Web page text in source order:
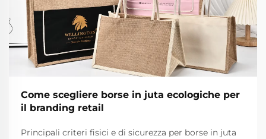
Come scegliere borse in juta ecologiche per
il branding retail
Principali criteri fisici e di sicurezza per borse in juta